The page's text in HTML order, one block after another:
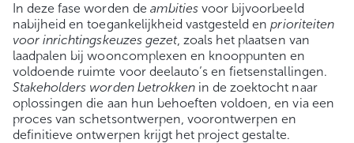
In deze fase worden de ambities voor bijvoorbeeld
nabijheid en toegankelijkheid vastgesteld enprioriteiten
voor inrichtingskeuzes gezet, zoals het plaatsen van
laadpalen bij wooncomplexen en knooppunten en
voldoende ruimte voor deelauto’s en fietsenstallingen.
Stakeholders worden betrokkenin de zoektocht naar
oplossingen die aan hun behoeften voldoen, en via een
proces van schetsontwerpen, voorontwerpen en
definitieve ontwerpen krijgt het project gestalte.